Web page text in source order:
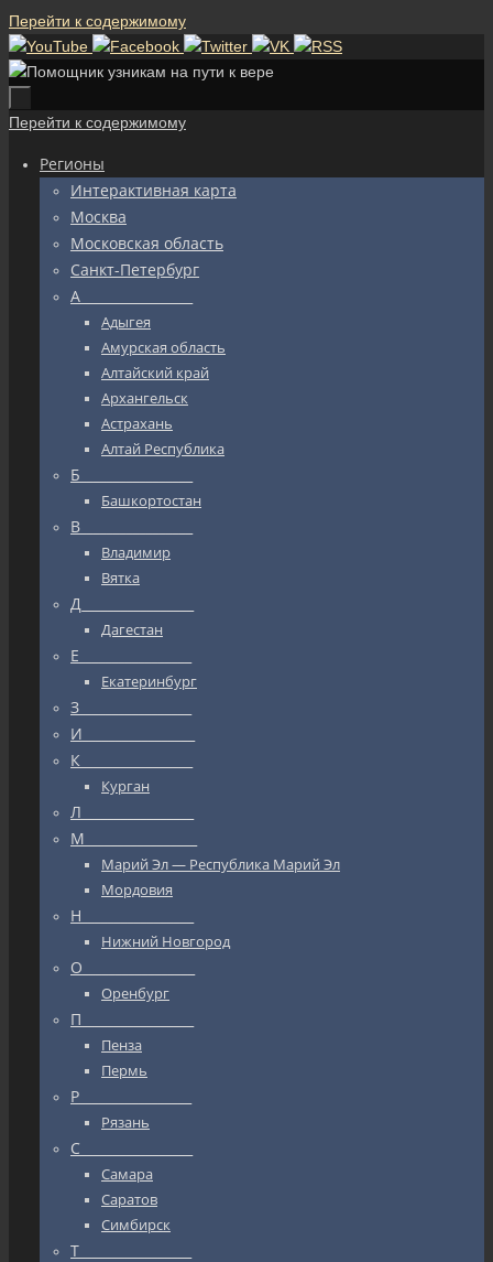
Перейти к содержимому
Перейти к содержимому
Регионы
Интерактивная карта
Москва
Московская область
Санкт-Петербург
А_________________
Адыгея
Амурская область
Алтайский край
Архангельск
Астрахань
Алтай Республика
Б_________________
Башкортостан
В_________________
Владимир
Вятка
Д_________________
Дагестан
Е_________________
Екатеринбург
З_________________
И_________________
К_________________
Курган
Л_________________
М_________________
Марий Эл — Республика Марий Эл
Мордовия
Н_________________
Нижний Новгород
О_________________
Оренбург
П_________________
Пенза
Пермь
Р_________________
Рязань
С_________________
Самара
Саратов
Симбирск
Т_________________